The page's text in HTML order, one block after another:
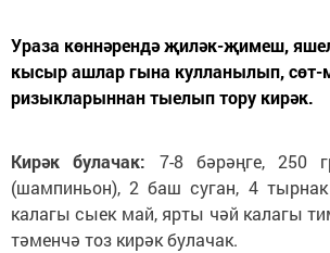
Ураза көннәрендә җиләк-җимеш,
кысыр ашлар гына кулланылып, сөт-
ризыкларыннан тыелып тору кирәк.
Кирәк булачак: 7-8 бәрәңге, 250
(шампиньон), 2 баш суган, 4
калагы сыек май, ярты чәй калагы
тәменчә тоз кирәк булачак.